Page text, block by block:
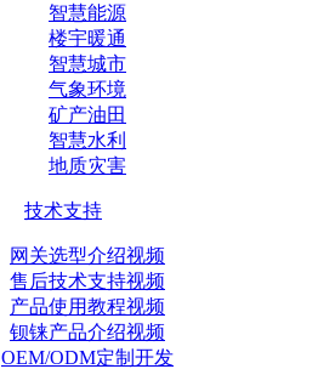
智慧能源
楼宇暖通
智慧城市
气象环境
矿产油田
智慧水利
地质灾害
技术支持
网关选型介绍视频
售后技术支持视频
产品使用教程视频
钡铼产品介绍视频
OEM/ODM定制开发